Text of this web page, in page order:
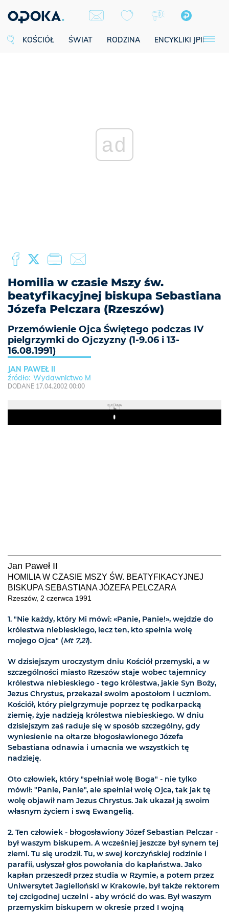
KOŚCIÓŁ ŚWIAT RODZINA ENCYKLIKI JPII
ad
Homilia w czasie Mszy św.
beatyfikacyjnej biskupa Sebastiana
Józefa Pelczara (Rzeszów)
Przemówienie Ojca Świętego podczas IV
pielgrzymki do Ojczyzny (1-9.06 i 13-
16.08.1991)
JAN PAWEŁ II
Wydawnictwo M
DODANE 17.04.2002 00:00
REKLAMA
Play
Jan Paweł II
HOMILIA W CZASIE MSZY ŚW. BEATYFIKACYJNEJ
BISKUPA SEBASTIANA JÓZEFA PELCZARA
Rzeszów, 2 czerwca 1991
1. "Nie każdy, który Mi mówi: «Panie, Panie!», wejdzie do
królestwa niebieskiego, lecz ten, kto spełnia wolę
mojego Ojca" (Mt 7,21).
W dzisiejszym uroczystym dniu Kościół przemyski, a w
szczególności miasto Rzeszów staje wobec tajemnicy
królestwa niebieskiego - tego królestwa, jakie Syn Boży,
Jezus Chrystus, przekazał swoim apostołom i uczniom.
Kościół, który pielgrzymuje poprzez tę podkarpacką
ziemię, żyje nadzieją królestwa niebieskiego. W dniu
dzisiejszym zaś raduje się w sposób szczególny, gdy
wyniesienie na ołtarze błogosławionego Józefa
Sebastiana odnawia i umacnia we wszystkich tę
nadzieję.
Oto człowiek, który "spełniał wolę Boga" - nie tylko
mówił: "Panie, Panie", ale spełniał wolę Ojca, tak jak tę
wolę objawił nam Jezus Chrystus. Jak ukazał ją swoim
własnym życiem i swą Ewangelią.
2. Ten człowiek - błogosławiony Józef Sebastian Pelczar -
był waszym biskupem. A wcześniej jeszcze był synem tej
ziemi. Tu się urodził. Tu, w swej korczyńskiej rodzinie i
parafii, usłyszał głos powołania do kapłaństwa. Jako
kapłan przeszedł przez studia w Rzymie, a potem przez
Uniwersytet Jagielloński w Krakowie, był także rektorem
tej czcigodnej uczelni - aby wrócić do was. Był waszym
przemyskim biskupem w okresie przed I wojną